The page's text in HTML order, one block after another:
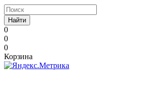
Найти
0
0
0
Корзина